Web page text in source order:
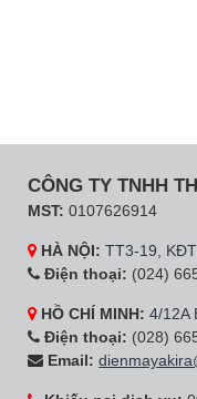
CÔNG TY TNHH
MST: 0107626914
HÀ NỘI: TT3-19,
Điện thoại: (024)
HỒ CHÍ MINH: 4/12A
Điện thoại: (028)
Email: